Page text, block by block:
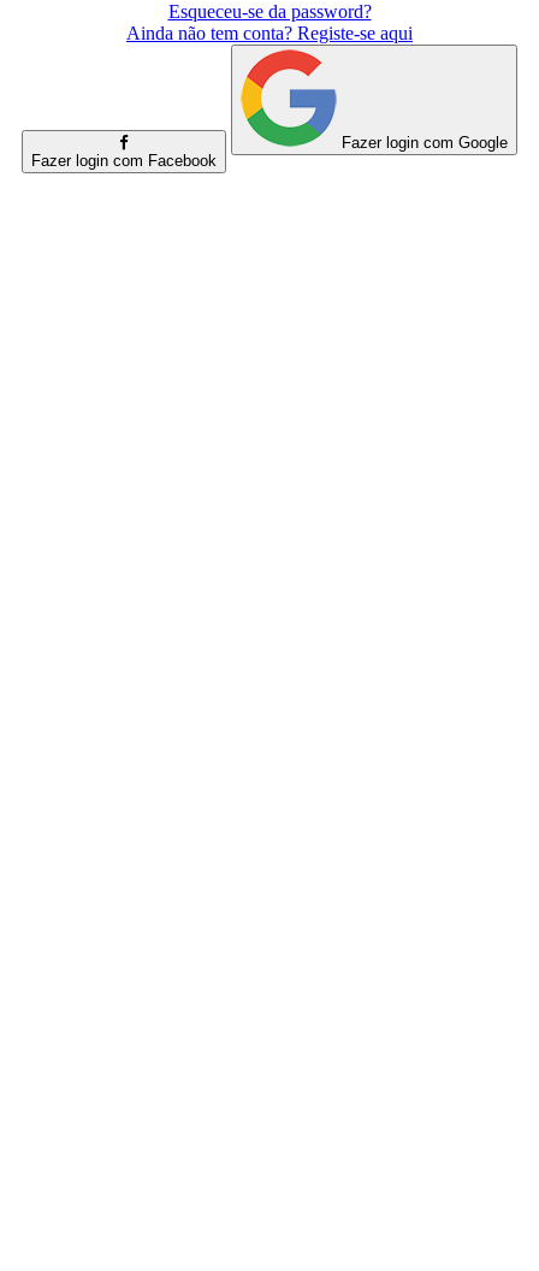
Esqueceu-se da password?
Ainda não tem conta? Registe-se aqui
Fazer login com Facebook
Fazer login com Google